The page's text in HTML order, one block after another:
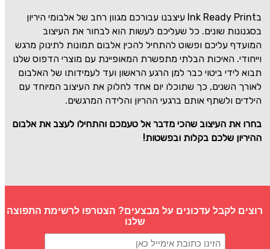
בInk Ready Print עיצבנו עבורכם מגוון רחב של אלבומי היריון
בסגנונות שונים. כל שעליכם לעשות הוא לבחור את העיצוב
המועדף עליכם ופשוט להתחיל להכין אלבום תמונות לתינוק מרגש
וייחודי. האיכות הבלתי מתפשרת המאופיינת עם מוצרי הדפוס שלנו
תבוא לידי ביטוי כבר למן הרגע הראשון ועד לעמידותו של האלבום
לאורך השנים, כך שתוכלו יום אחד לחלוק את העיצוב המיוחד עם
הילדים ולשתף אותם ברגעי ההריון והלידה המרגשים.
בחרו את העיצוב שהכי מדבר אל טעמכם והתחילו לעצב את אלבום
ההיריון שלכם בקלות ובפשטות!
רוצים לקבל עדכונים על מבצעים? הצטרפו לרשימת התפוצה
שלנו